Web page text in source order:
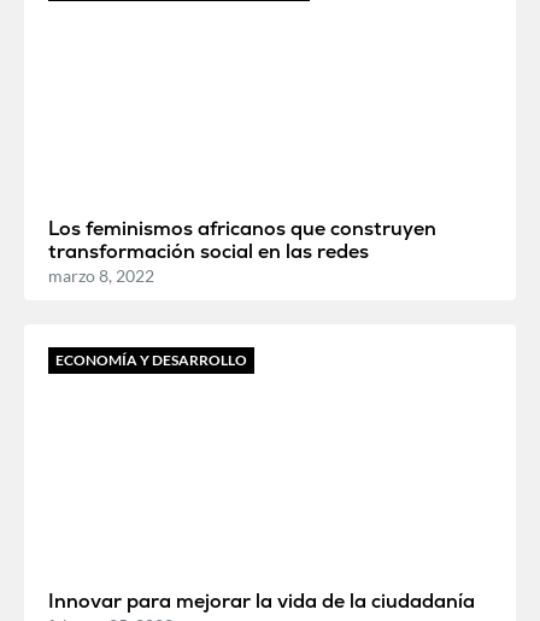
Los feminismos africanos que construyen
transformación social en las redes
marzo 8, 2022
ECONOMÍA Y DESARROLLO
Innovar para mejorar la vida de la ciudadanía